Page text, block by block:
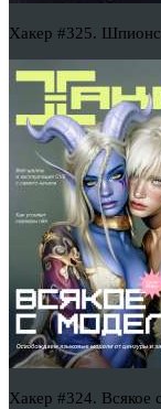
Хакер #325.
Хакер #324. Всякое